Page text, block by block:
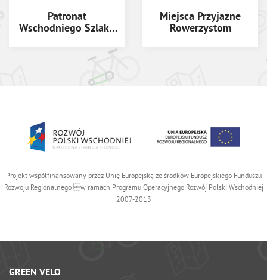
Patronat
Wschodniego Szlaku
Miejsca Przyjazne
Rowerzystom
Projekt współfinansowany przez Unię Europejską ze środków Europejskiego Funduszu
Rozwoju Regionalnego w ramach Programu Operacyjnego Rozwój Polski Wschodniej
2007-2013
GREEN VELO